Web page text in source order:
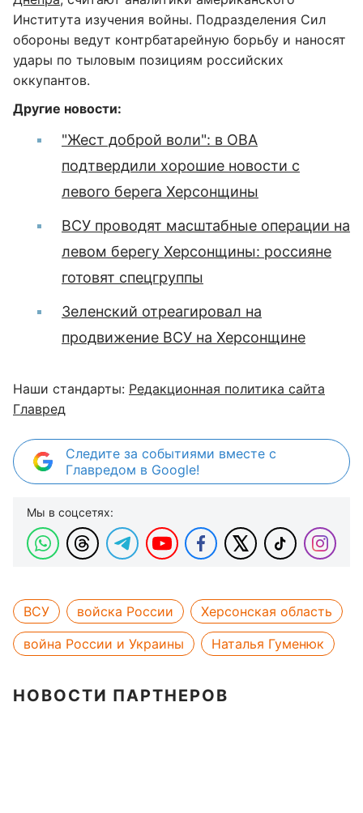
Института изучения войны. Подразделения Сил
обороны ведут контрбатарейную борьбу и наносят
удары по тыловым позициям российских
оккупантов.
Другие новости:
"Жест доброй воли": в ОВА
подтвердили хорошие новости с
левого берега Херсонщины
ВСУ проводят масштабные операции на
левом берегу Херсонщины: россияне
готовят спецгруппы
Зеленский отреагировал на
продвижение ВСУ на Херсонщине
Наши стандарты: Редакционная политика сайта
Главред
Следите за событиями вместе с
Главредом в Google!
Мы в соцсетях:
ВСУ войска России
Херсонская область
война России и Украины
Наталья Гуменюк
НОВОСТИ ПАРТНЕРОВ